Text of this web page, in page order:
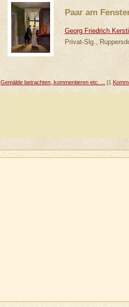
Paar am
Georg Friedrich
Privat-Slg.,
Gemälde betrachten, kommentieren etc. ... [1